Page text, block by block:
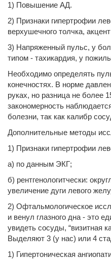
1) Повышение АД.
2) Признаки гипертрофии
верхушечного толчка,
3) Напряженный пульс, у
типом - тахикардия, у
Необходимо определять
конечностях. В норме
руках, но разница не более
закономерность
болезни, так как калибр
Дополнительные методы
1) Признаки гипертрофии
а) по данным ЭКГ;
б) рентгенологитчески:
увеличение дуги левого
2) Офтальмологическое
и венул глазного дна - это
увидеть сосуды, “визитная
Выделяют 3 (у нас) или 4
1) Гипертоническая